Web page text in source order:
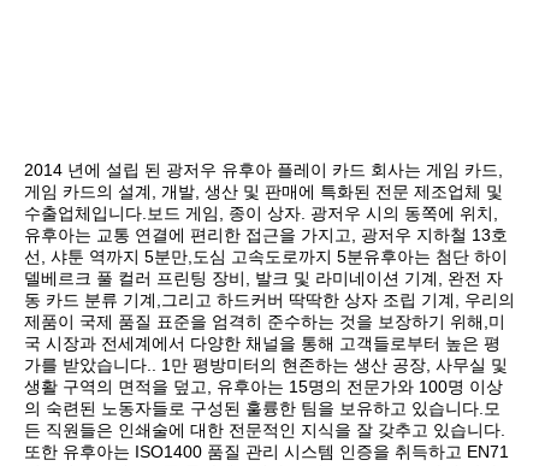
2014 년에 설립 된 광저우 유후아 플레이 카드 회사는 게임 카드,
게임 카드의 설계, 개발, 생산 및 판매에 특화된 전문 제조업체 및
수출업체입니다.보드 게임, 종이 상자. 광저우 시의 동쪽에 위치,
유후아는 교통 연결에 편리한 접근을 가지고, 광저우 지하철 13호
선, 샤툰 역까지 5분만,도심 고속도로까지 5분유후아는 첨단 하이
델베르크 풀 컬러 프린팅 장비, 발크 및 라미네이션 기계, 완전 자
동 카드 분류 기계,그리고 하드커버 딱딱한 상자 조립 기계, 우리의
제품이 국제 품질 표준을 엄격히 준수하는 것을 보장하기 위해,미
국 시장과 전세계에서 다양한 채널을 통해 고객들로부터 높은 평
가를 받았습니다.. 1만 평방미터의 현존하는 생산 공장, 사무실 및
생활 구역의 면적을 덮고, 유후아는 15명의 전문가와 100명 이상
의 숙련된 노동자들로 구성된 훌륭한 팀을 보유하고 있습니다.모
든 직원들은 인쇄술에 대한 전문적인 지식을 잘 갖추고 있습니다.
또한 유후아는 ISO1400 품질 관리 시스템 인증을 취득하고 EN71